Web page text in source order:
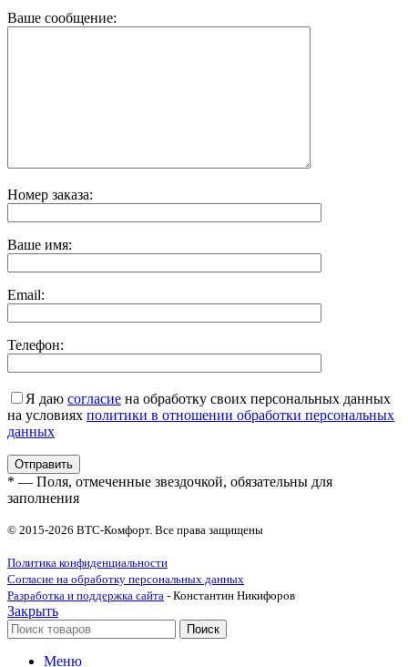
Ваше сообщение:
Номер заказа:
Ваше имя:
Email:
Телефон:
Я даю согласие на обработку своих персональных данных
на условиях политики в отношении обработки персональных
данных
* — Поля, отмеченные звездочкой, обязательны для
заполнения
© 2015-2026 ВТС-Комфорт. Все права защищены
Политика конфиденциальности
Согласие на обработку персональных данных
Разработка и поддержка сайта - Константин Никифоров
Закрыть
Поиск
Меню